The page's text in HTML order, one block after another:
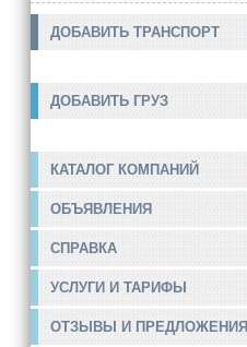
ДОБАВИТЬ ТРАНСПОРТ
ДОБАВИТЬ ГРУЗ
КАТАЛОГ КОМПАНИЙ
ОБЪЯВЛЕНИЯ
СПРАВКА
УСЛУГИ И ТАРИФЫ
ОТЗЫВЫ И ПРЕДЛОЖЕНИЯ